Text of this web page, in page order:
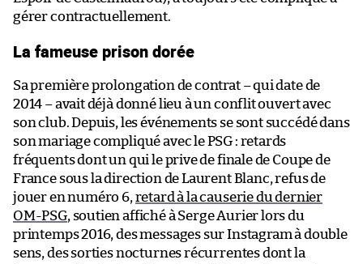
gérer contractuellement.
La fameuse prison dorée
Sa première prolongation de contrat – qui date de
2014 – avait déjà donné lieu à un conflit ouvert avec
son club. Depuis, les événements se sont succédé dans
son mariage compliqué avec le PSG : retards
fréquents dont un qui le prive de finale de Coupe de
France sous la direction de Laurent Blanc, refus de
jouer en numéro 6,retard à la causerie du dernier
OM-PSG, soutien affiché à Serge Aurier lors du
printemps 2016, des messages sur Instagram à double
sens, des sorties nocturnes récurrentes dont la